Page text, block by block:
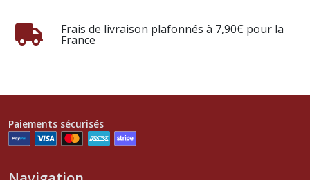
Frais de livraison plafonnés à 7,90€ pour la
France
Paiements sécurisés